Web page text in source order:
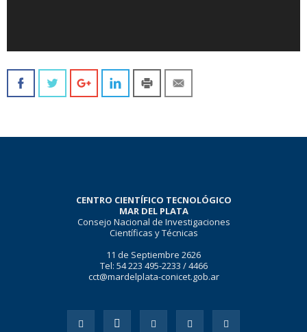
CENTRO CIENTÍFICO TECNOLÓGICO
MAR DEL PLATA
Consejo Nacional de Investigaciones
Científicas y Técnicas
11 de Septiembre 2626
Tel: 54 223 495-2233 / 4466
cct@mardelplata-conicet.gob.ar